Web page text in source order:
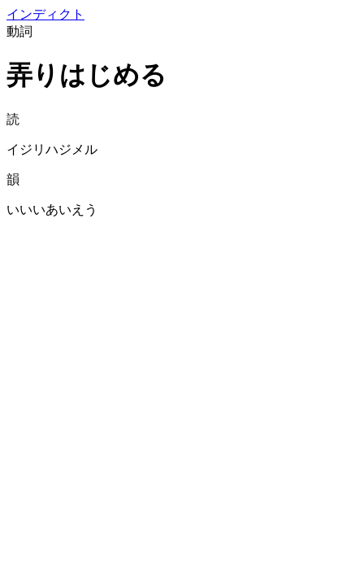
インディクト
動詞
弄りはじめる
読
イジリハジメル
韻
いいいあいえう